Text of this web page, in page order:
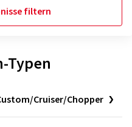
filtern
Typen
Cruiser/Chopper